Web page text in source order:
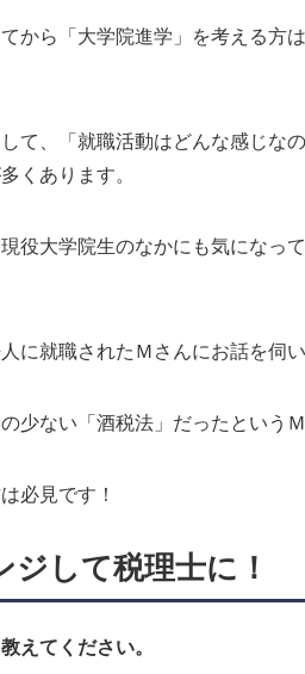
から「大学院進学」を考える方
て、「就職活動はどんな感じな
くあります。
役大学院生のなかにも気になっ
に就職されたＭさんにお話を伺い
少ない「酒税法」だったというＭ
必見です！
して税理士に！
えてください。